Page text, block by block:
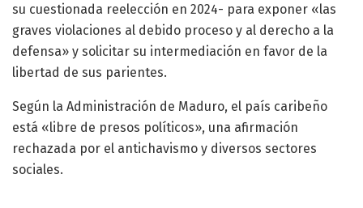
su cuestionada reelección en 2024- para exponer «las
graves violaciones al debido proceso y al derecho a la
defensa» y solicitar su intermediación en favor de la
libertad de sus parientes.
Según la Administración de Maduro, el país caribeño
está «libre de presos políticos», una afirmación
rechazada por el antichavismo y diversos sectores
sociales.